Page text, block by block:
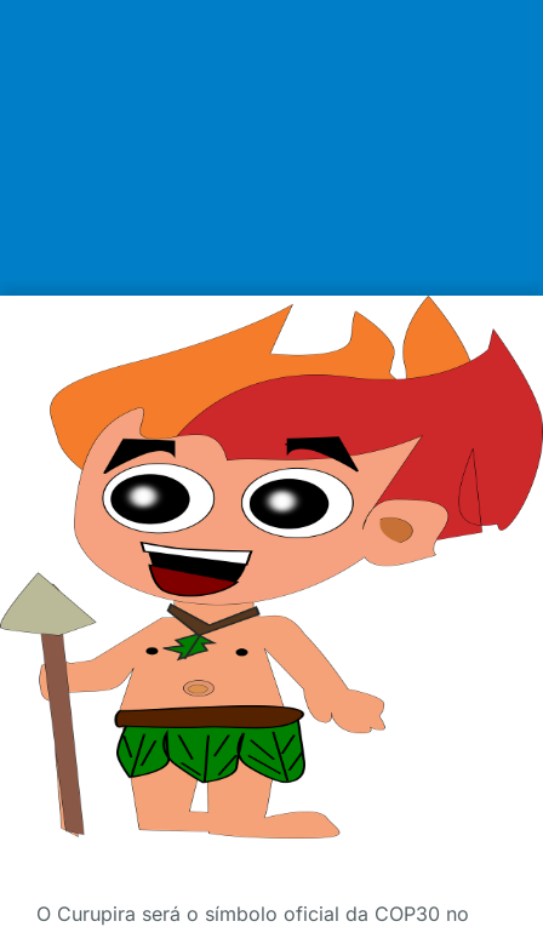
O Curupira será o símbolo oficial da COP30 no